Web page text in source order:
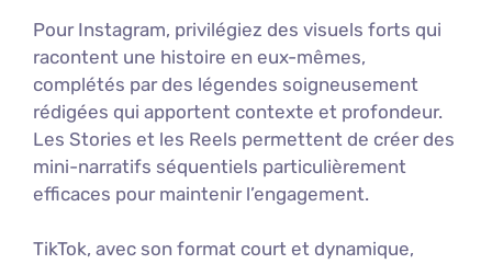
Pour Instagram, privilégiez des visuels forts qui
racontent une histoire en eux-mêmes,
complétés par des légendes soigneusement
rédigées qui apportent contexte et profondeur.
Les Stories et les Reels permettent de créer des
mini-narratifs séquentiels particulièrement
efficaces pour maintenir l’engagement.
TikTok, avec son format court et dynamique,